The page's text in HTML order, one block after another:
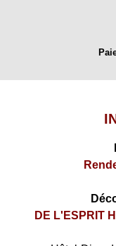
DE L'ESPRIT